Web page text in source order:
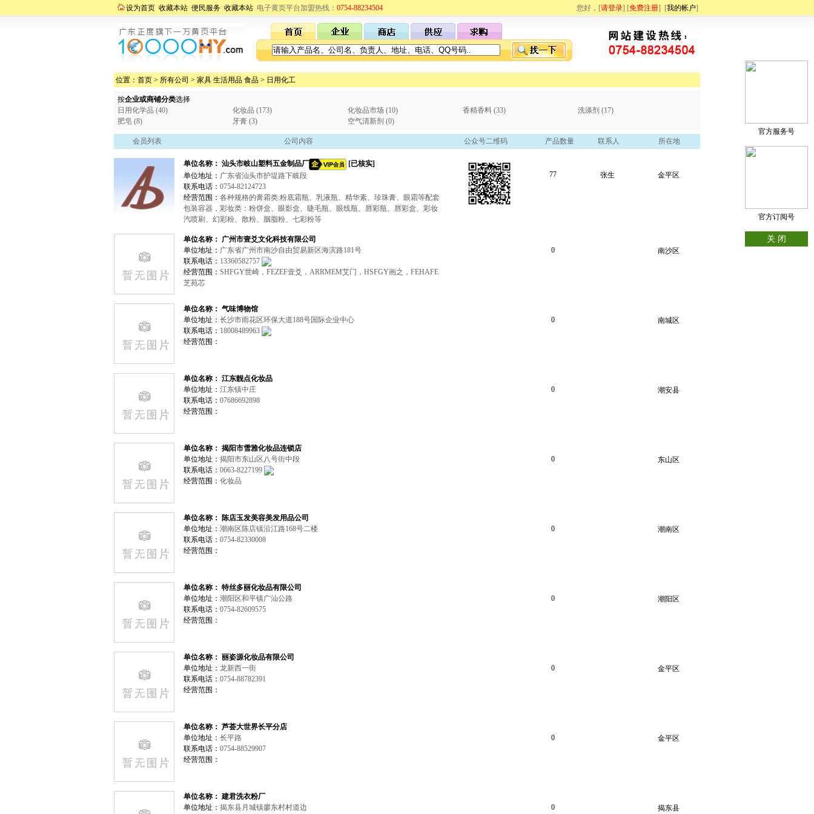
官方服务号
官方订阅号
关 闭
设为首页 收藏本站 便民服务 收藏本站 电子黄页平台加盟热线： 0754-88234504 [我的帐户]
您好，[请登录] [免费注册]
位置： 首页 > 所有公司 > 家具 生活用品 食品 > 日用化工
按企业或商铺分类选择
日用化学品 (40)
化妆品 (173) 化妆品市场 (10) 香精香料 (33)
洗涤剂 (17)
肥皂 (8)
牙膏 (3) 空气清新剂 (0)
会员列表 公司内容 公众号二维码 产品数量 联系人 所在地
单位名称： 汕头市岐山塑料五金制品厂
[已核实]
单位地址： 广东省汕头市护堤路下岐段
联系电话： 0754-82124723
经营范围： 各种规格的膏霜类:粉底霜瓶、乳液瓶、精华素、珍珠膏、眼霜等配套
包装容器，彩妆类：粉饼盒、眼影盒、睫毛瓶、眼线瓶、唇彩瓶、唇彩盒、彩妆
汽喷刷、幻彩粉、散粉、胭脂粉、七彩粉等
77 张生 金平区
单位名称： 广州市壹爻文化科技有限公司
单位地址： 广东省广州市南沙自由贸易新区海滨路181号
联系电话： 13360582757
经营范围： SHFGY世崎，FEZEF壹爻，ARRMEM艾门，HSFGY画之，FEHAFE
芝苑芯
0 南沙区
单位名称： 气味博物馆
单位地址： 长沙市雨花区环保大道188号国际企业中心
联系电话： 18008489963
经营范围：
0 南城区
单位名称： 江东靓点化妆品
单位地址： 江东镇中庄
联系电话： 07686692898
经营范围：
0 潮安县
单位名称： 揭阳市雪雅化妆品连锁店
单位地址： 揭阳市东山区八号街中段
联系电话： 0663-8227199
经营范围： 化妆品
0 东山区
单位名称： 陈店玉发美容美发用品公司
单位地址： 潮南区陈店镇沿江路168号二楼
联系电话： 0754-82330008
经营范围：
0 潮南区
单位名称： 特丝多丽化妆品有限公司
单位地址： 潮阳区和平镇广汕公路
联系电话： 0754-82609575
经营范围：
0 潮阳区
单位名称： 丽姿源化妆品有限公司
单位地址： 龙新西一街
联系电话： 0754-88782391
经营范围：
0 金平区
单位名称： 芦荟大世界长平分店
单位地址： 长平路
联系电话： 0754-88529907
经营范围：
0 金平区
单位名称： 建君洗衣粉厂
单位地址： 揭东县月城镇廖东村村道边
0 揭东县